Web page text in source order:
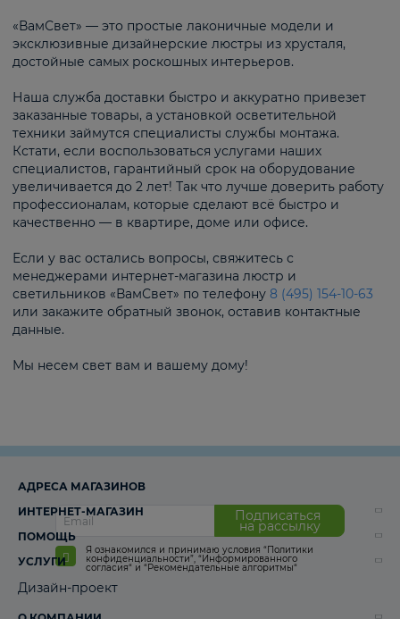
«ВамСвет» — это простые лаконичные модели и
эксклюзивные дизайнерские люстры из хрусталя,
достойные самых роскошных интерьеров.
Наша служба доставки быстро и аккуратно привезет
заказанные товары, а установкой осветительной
техники займутся специалисты службы монтажа.
Кстати, если воспользоваться услугами наших
специалистов, гарантийный срок на оборудование
увеличивается до 2 лет! Так что лучше доверить работу
профессионалам, которые сделают всё быстро и
качественно — в квартире, доме или офисе.
Если у вас остались вопросы, свяжитесь с
менеджерами интернет-магазина люстр и
светильников «ВамСвет» по телефону 8 (495) 154-10-63
или закажите обратный звонок, оставив контактные
данные.
Мы несем свет вам и вашему дому!
Подписаться
на рассылку
Я ознакомился и принимаю условия “Политики
конфиденциальности”, “Информированного
согласия“ и “Рекомендательные алгоритмы“
АДРЕСА МАГАЗИНОВ
ИНТЕРНЕТ-МАГАЗИН
ПОМОЩЬ
УСЛУГИ
Дизайн-проект